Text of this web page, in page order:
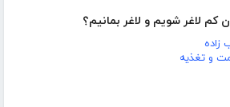
کم لاغر شویم و لاغر بمانیم؟
زاده
و تغذیه